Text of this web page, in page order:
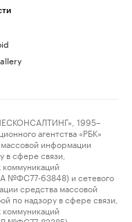
1995–
агентства «РБК»
информации
в сфере связи,
№ФС77-63848) и сетевого
средства массовой
по надзору в сфере связи,